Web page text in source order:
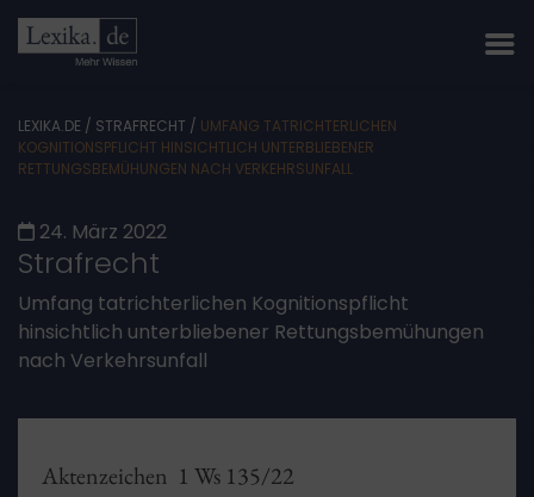
LEXIKA.DE / STRAFRECHT / UMFANG TATRICHTERLICHEN
KOGNITIONSPFLICHT HINSICHTLICH UNTERBLIEBENER
RETTUNGSBEMÜHUNGEN NACH VERKEHRSUNFALL
24. März 2022
Strafrecht
Umfang tatrichterlichen Kognitionspflicht
hinsichtlich unterbliebener Rettungsbemühungen
nach Verkehrsunfall
Aktenzeichen 1 Ws 135/22